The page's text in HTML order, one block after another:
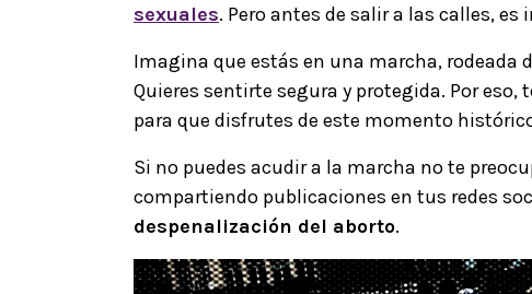
sexuales. Pero antes de salir a las calles,
Imagina que estás en una marcha, rodeada
Quieres sentirte segura y protegida. Por
para que disfrutes de este momento
Si no puedes acudir a la marcha no te
compartiendo publicaciones en tus redes
despenalización del aborto.